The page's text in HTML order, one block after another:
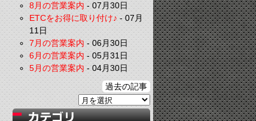
8月の営業案内-07月30日
ETCをお得に取り付け♪-07月
11日
7月の営業案内-06月30日
6月の営業案内-05月31日
5月の営業案内-04月30日
過去の記事